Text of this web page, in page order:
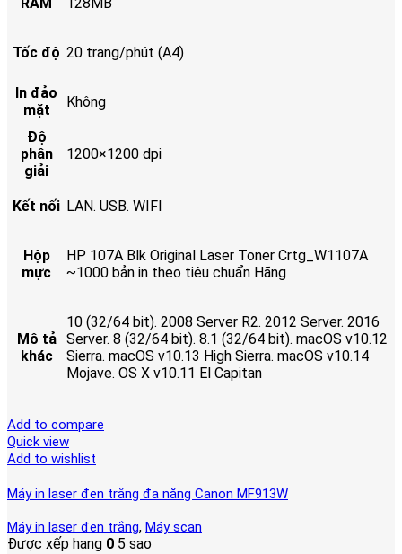
Tốc độ 20 trang/phút (A4)
In đảo
mặt
Không
Độ
phân
giải
1200×1200 dpi
Kết nối LAN. USB. WIFI
Hộp
mực
HP 107A Blk Original Laser Toner Crtg_W1107A
~1000 bản in theo tiêu chuẩn Hãng
Mô tả
khác
10 (32/64 bit). 2008 Server R2. 2012 Server. 2016
Server. 8 (32/64 bit). 8.1 (32/64 bit). macOS v10.12
Sierra. macOS v10.13 High Sierra. macOS v10.14
Mojave. OS X v10.11 El Capitan
Add to compare
Quick view
Add to wishlist
Máy in laser đen trắng đa năng Canon MF913W
Máy in laser đen trắng, Máy scan
Được xếp hạng 0 5 sao